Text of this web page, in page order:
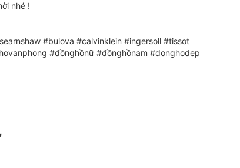
nhé !
#bulova #calvinklein #ingersoll #tissot
#đồnghồnữ #đồnghồnam #donghodep